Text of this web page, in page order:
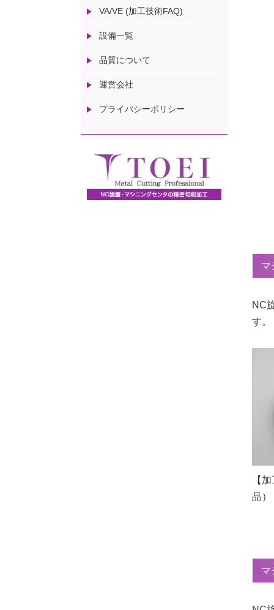
マ
NC
す。
【
品
マ
VA/VE (加工技術FAQ)
設備一覧
品質について
運営会社
プライバシーポリシー